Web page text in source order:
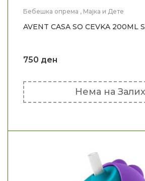
Бебешка опрема , Мајка и Дете
AVENT CASA SO CEVKA 200ML
750 ден
Нема на